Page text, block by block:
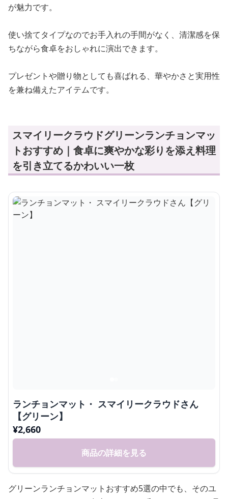
が魅力です。
使い捨てタイプなのでお手入れの手間がなく、清潔感を保
ちながら食卓をおしゃれに演出できます。
プレゼントや贈り物としても喜ばれる、華やかさと実用性
を兼ね備えたアイテムです。
スマイリークラウドグリーンランチョンマッ
トおすすめ｜食卓に爽やかな彩りを添え料理
を引き立てるかわいい一枚
ランチョンマット・ スマイリークラウドさん
【グリーン】
¥2,660
商品の詳細を見る
グリーンランチョンマットおすすめ5選の中でも、そのユ